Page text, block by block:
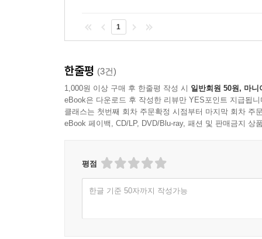
흔히들 사람의 인상을 보고 그 사람을 평가하고
허영만 화백의 만화로 새롭게 조명되는 사람의 얼
자칫 외모지상주의를 조장하거나 외모에 대한
않고, 마음의 변화와 관상의 변화를 동시에 추구
심법, 즉 마음의 지혜를 다루는 만화가 될 것이다.
중국 고대 인물부터 서양인까지,
정치인, 연예인부터 현상수배범까지…
1
한줄평 (3건)
1,000원 이상 구매 후 한줄평 작성 시 일반회원 50원, 마니
eBook은 다운로드 후 작성한 리뷰만 YES포인트 지급됩니
클래스는 첫번째 회차 주문확정 시점부터 마지막 회차 주
eBook 페이백, CD/LP, DVD/Blu-ray, 패션 및 판매금지 상
평점
한글 기준 50자까지 작성가능